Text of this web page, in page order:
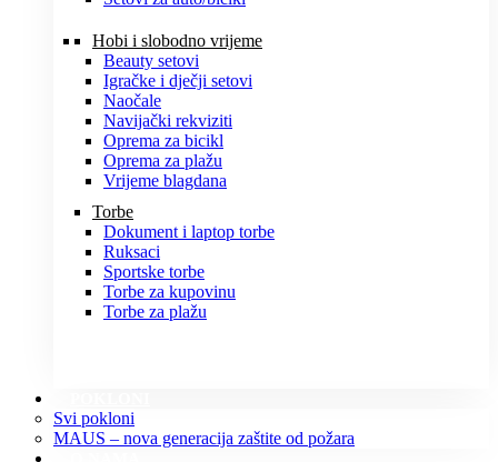
Hobi i slobodno vrijeme
Beauty setovi
Igračke i dječji setovi
Naočale
Navijački rekviziti
Oprema za bicikl
Oprema za plažu
Vrijeme blagdana
Torbe
Dokument i laptop torbe
Ruksaci
Sportske torbe
Torbe za kupovinu
Torbe za plažu
Svi pokloni
MAUS – nova generacija zaštite od požara